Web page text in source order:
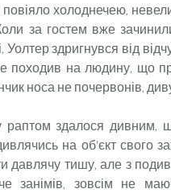
холоднечею,
за гостем вже
Уолтер здригнувся від
походив на людину, що
носа не почервонів,
раптом здалося
на об'єкт свого
давлячу тишу, але з
занімів, зовсім не